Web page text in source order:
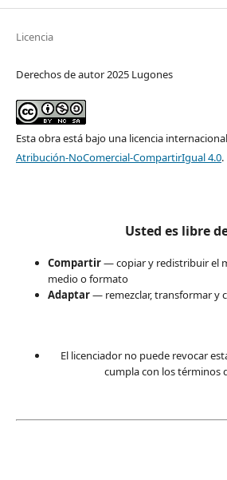
Licencia
Derechos de autor 2025 Lugones
Esta obra está bajo una licencia internacional
Atribución-NoComercial-CompartirIgual 4.0.
Usted es libre
Compartir— copiar y redistribuir el
medio o formato
Adaptar— remezclar, transformar y
El licenciador no puede revocar
cumpla con los términos